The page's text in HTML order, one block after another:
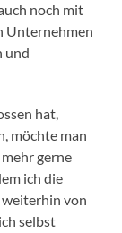
noch mit
Unternehmen
und
hat,
möchte man
gerne
ich die
von
selbst